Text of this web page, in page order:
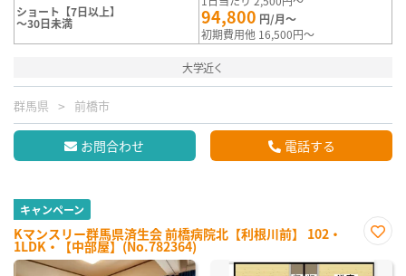
ショート【7日以上】
～30日未満 94,800 円/月～
初期費用他 16,500円～
大学近く
群馬県 前橋市
お問合わせ 電話する
キャンペーン
Kマンスリー群馬県済生会 前橋病院北【利根川前】 102・
1LDK・【中部屋】(No.782364)
に入